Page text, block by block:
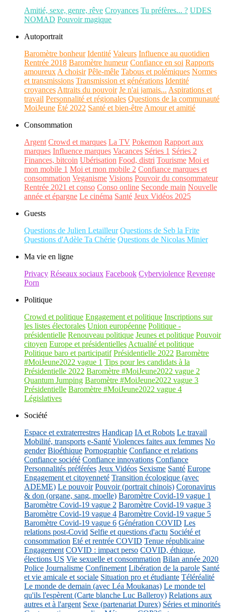
Amitié, sexe, genre, rêve Croyances Tu préfères... ? UDES
NOMAD Pouvoir magique
Autoportrait
Baromètre bonheur Identité Valeurs Influence au quotidien
Rentrée 2018 Baromètre humeur Confiance en soi Rapports
amoureux A choisir Pêle-mêle Tabous et polémiques Normes
et transmissions Transmission et générations Identité
croyances Attraits du pouvoir Je n'ai jamais... Aspirations et
travail Personnalité et régionales Questions de la communauté
MoiJeune Été 2022 Santé et bien-être Amour et amitié
Consommation
Argent Crowd et marques La TV Pokemon Rapport aux
marques Influence marques Vacances Séries 1 Séries 2
Finances, bitcoin Ubérisation Food, distri Tourisme Moi et
mon mobile 1 Moi et mon mobile 2 Confiance marques et
consommation Veganisme Visions Pouvoir du consommateur
Rentrée 2021 et conso Conso online Seconde main Nouvelle
année et épargne Le cinéma Santé Jeux Vidéos 2025
Guests
Questions de Julien Letailleur Questions de Seb la Frite
Questions d'Adèle Ta Chérie Questions de Nicolas Minier
Ma vie en ligne
Privacy Réseaux sociaux Facebook Cyberviolence Revenge
Porn
Politique
Crowd et politique Engagement et politique Inscriptions sur
les listes électorales Union européenne Politique -
présidentielle Renouveau politique Jeunes et politique Pouvoir
citoyen Europe et présidentielles Actualité et politique
Politique baro et participatif Présidentielle 2022 Baromètre
#MoiJeune2022 vague 1 Tips pour les candidats à la
Présidentielle 2022 Baromètre #MoiJeune2022 vague 2
Quantum Jumping Baromètre #MoiJeune2022 vague 3
Présidentielle Baromètre #MoiJeune2022 vague 4
Législatives
Société
Espace et extraterrestres Handicap IA et Robots Le travail
Mobilité, transports e-Santé Violences faites aux femmes No
gender Bioéthique Pornographie Confiance et relations
Confiance société Confiance innovations Confiance
Personnalités préférées Jeux Vidéos Sexisme Santé Europe
Engagement et citoyenneté Transition écologique (avec
ADEME) Le pouvoir Pouvoir (portrait chinois) Coronavirus
& don (organe, sang, moelle) Baromètre Covid-19 vague 1
Baromètre Covid-19 vague 2 Baromètre Covid-19 vague 3
Baromètre Covid-19 vague 4 Baromètre Covid-19 vague 5
Baromètre Covid-19 vague 6 Génération COVID Les
relations post-Covid Selfie et questions d'actu Société et
consommation Eté et rentrée COVID Tenue républicaine
Engagement COVID : impact perso COVID, éthique,
élections US Vie sexuelle et consommation Bilan année 2020
Police Journalisme Confinement Libération de la parole Santé
et vie amicale et sociale Situation pro et étudiante Téléréalité
Le monde de demain (avec Léa Moukanas) Le monde tel
qu'ils l'espèrent (Carte blanche Luc Balleroy) Relations aux
autres et à l'argent Sexe (partenariat Durex) Séries et minorités